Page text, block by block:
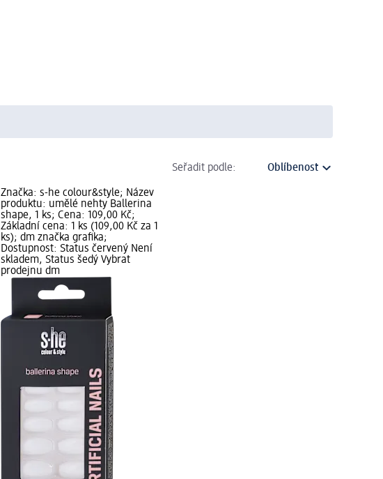
Seřadit podle:
Značka: s-he colour&style; Název
produktu: umělé nehty Ballerina
shape, 1 ks; Cena: 109,00 Kč;
Základní cena: 1 ks (109,00 Kč za 1
ks); dm značka grafika;
Dostupnost: Status červený Není
skladem, Status šedý Vybrat
prodejnu dm